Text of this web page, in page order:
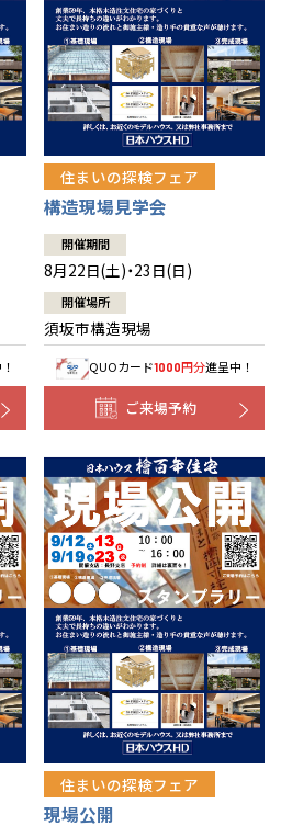
住まいの探検フェア
構造現場見学会
開催期間
8月22日(土)・23日(日)
開催場所
須坂市構造現場
QUOカード1000円分進呈中！
ご来場予約
住まいの探検フェア
現場公開